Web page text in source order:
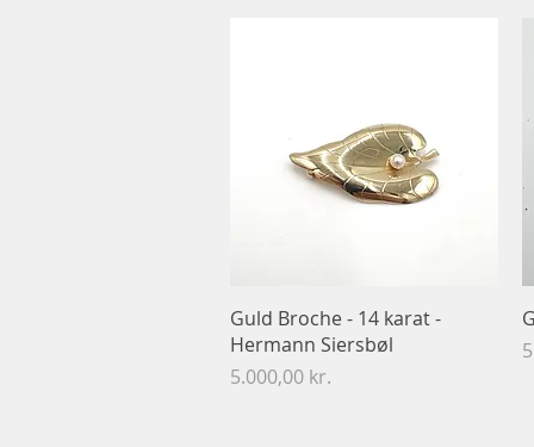
Hurtigvisning
Guld Broche - 14 karat -
Hermann Siersbøl
Pris
5.000,00 kr.